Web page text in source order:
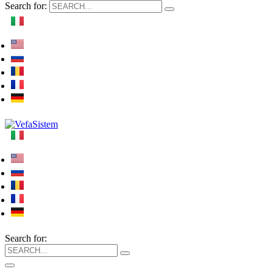
Search for:
Search for: